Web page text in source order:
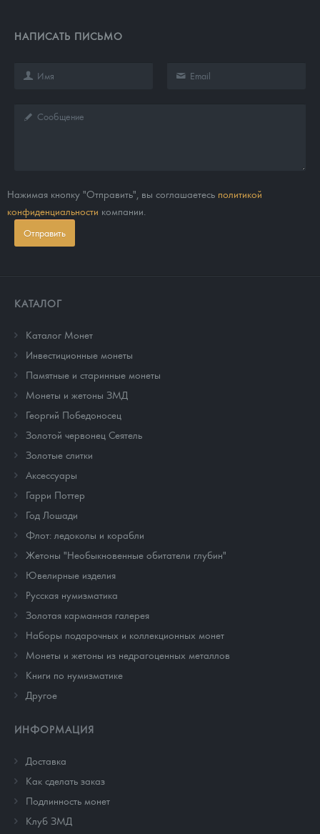
НАПИСАТЬ ПИСЬМО
Нажимая кнопку "Отправить", вы соглашаетесь политикой
конфиденциальности компании.
Отправить
КАТАЛОГ
Каталог Монет
Инвестиционные монеты
Памятные и старинные монеты
Монеты и жетоны ЗМД
Георгий Победоносец
Золотой червонец Сеятель
Золотые слитки
Аксессуары
Гарри Поттер
Год Лошади
Флот: ледоколы и корабли
Жетоны "Необыкновенные обитатели глубин"
Ювелирные изделия
Русская нумизматика
Золотая карманная галерея
Наборы подарочных и коллекционных монет
Монеты и жетоны из недрагоценных металлов
Книги по нумизматике
Другое
ИНФОРМАЦИЯ
Доставка
Как сделать заказ
Подлинность монет
Клуб ЗМД